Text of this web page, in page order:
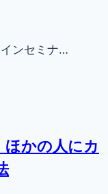
ンセミナ…
ほかの人にカ